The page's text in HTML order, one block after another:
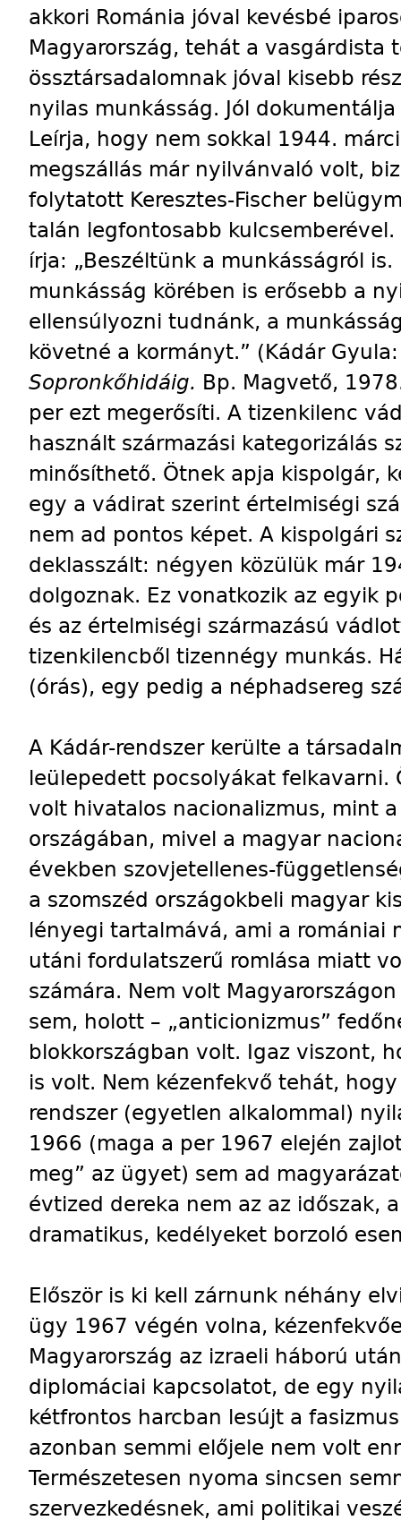
akkori Románia jóval kevésbé
Magyarország, tehát a vasgárdista
össztársadalomnak jóval kisebb
nyilas munkásság. Jól
Leírja, hogy nem sokkal 1944.
megszállás már nyilvánvaló volt,
folytatott Keresztes-Fischer
talán legfontosabb
írja: „Beszéltünk a munkásságról
munkásság körében is erősebb a
ellensúlyozni tudnánk, a
követné a kormányt.” (Kádár
Sopronkőhidáig. Bp. Magvető,
per ezt megerősíti. A tizenkilenc
használt származási kategorizálás
minősíthető. Ötnek apja kispolgár,
egy a vádirat szerint értelmiségi
nem ad pontos képet. A kispolgári
deklasszált: négyen közülük már
dolgoznak. Ez vonatkozik az egyik
és az értelmiségi származású
tizenkilencből tizennégy munkás.
(órás), egy pedig a néphadsereg
A Kádár-rendszer kerülte a
leülepedett pocsolyákat
volt hivatalos nacionalizmus, mint
országában, mivel a magyar
években szovjetellenes-
a szomszéd országokbeli magyar
lényegi tartalmává, ami a romániai
utáni fordulatszerű romlása miatt
számára. Nem volt
sem, holott – „anticionizmus”
blokkországban volt. Igaz viszont,
is volt. Nem kézenfekvő tehát,
rendszer (egyetlen alkalommal)
1966 (maga a per 1967 elején
meg” az ügyet) sem ad
évtized dereka nem az az időszak,
dramatikus, kedélyeket borzoló
Először is ki kell zárnunk néhány
ügy 1967 végén volna,
Magyarország az izraeli háború
diplomáciai kapcsolatot, de egy
kétfrontos harcban lesújt a
azonban semmi előjele nem volt
Természetesen nyoma sincsen
szervezkedésnek, ami politikai